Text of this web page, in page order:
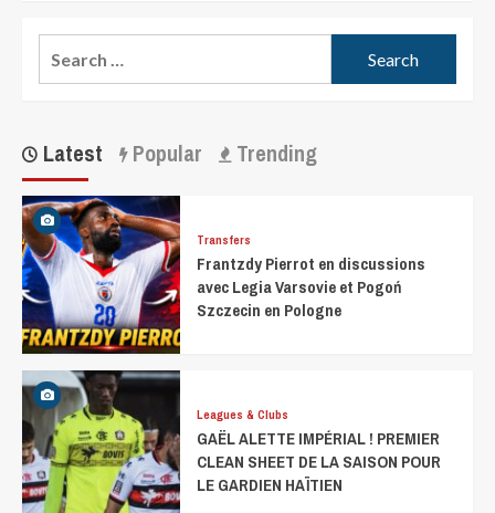
Latest Popular Trending
Transfers
Frantzdy Pierrot en discussions
avec Legia Varsovie et Pogoń
Szczecin en Pologne
Leagues & Clubs
GAËL ALETTE IMPÉRIAL ! PREMIER
CLEAN SHEET DE LA SAISON POUR
LE GARDIEN HAÏTIEN